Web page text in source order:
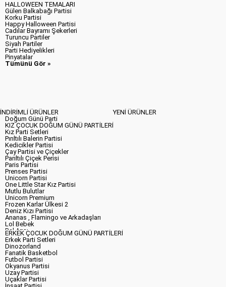
HALLOWEEN TEMALARI
Gülen Balkabağı Partisi
Korku Partisi
Happy Halloween Partisi
Cadılar Bayramı Şekerleri
Turuncu Partiler
Siyah Partiler
Parti Hediyelikleri
Pinyatalar
Tümünü Gör »
İNDİRİMLİ ÜRÜNLER YENİ ÜRÜNLER
Doğum Günü Parti
KIZ ÇOCUK DOĞUM GÜNÜ PARTİLERİ
Kız Parti Setleri
Pırıltılı Balerin Partisi
Kedicikler Partisi
Çay Partisi ve Çiçekler
Parıltılı Çiçek Perisi
Paris Partisi
Prenses Partisi
Unicorn Partisi
One Little Star Kız Partisi
Mutlu Bulutlar
Unicorn Premium
Frozen Karlar Ülkesi 2
Deniz Kızı Partisi
Ananas , Flamingo ve Arkadaşları
Lol Bebek
Bal Arısı
Uğur Böceği Partisi
Tinkerbell Fairies Magic Parti
Carousel Partisi
Neşeli Safari Partisi
Kar Prensesi Partisi
Zarif Kuğu
Disney Prensesleri
Doğum Günü Pastası
ERKEK ÇOCUK DOĞUM GÜNÜ PARTİLERİ
Erkek Parti Setleri
Dinozorland
Fanatik Basketbol
Futbol Partisi
Okyanus Partisi
Uzay Partisi
Uçaklar Partisi